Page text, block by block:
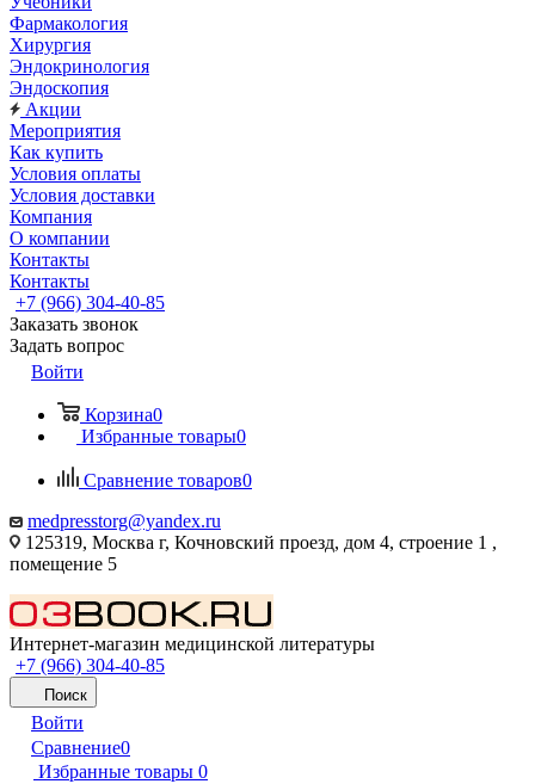
Фармакология
Хирургия
Эндокринология
Эндоскопия
Акции
Мероприятия
Как купить
Условия оплаты
Условия доставки
Компания
О компании
Контакты
Контакты
+7 (966) 304-40-85
Заказать звонок
Задать вопрос
Войти
Корзина0
Избранные товары0
Сравнение товаров0
medpresstorg@yandex.ru
125319, Москва г, Кочновский проезд, дом 4, строение 1 ,
помещение 5
Интернет-магазин медицинской литературы
+7 (966) 304-40-85
Поиск
Войти
Сравнение0
Избранные товары 0